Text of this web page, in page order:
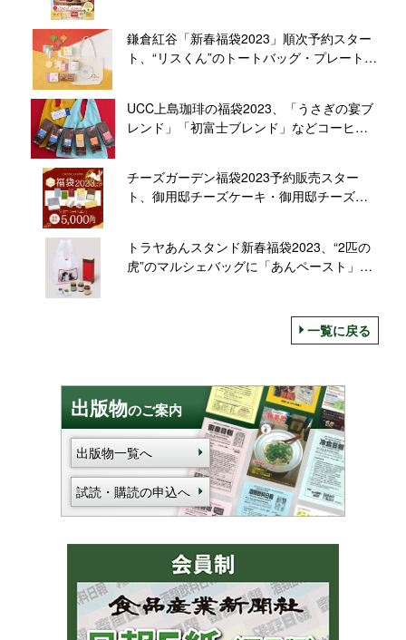
鎌倉紅谷「新春福袋2023」順次予約スター
ト、“リスくん”のトートバッグ・プレート・
UCC上島珈琲の福袋2023、「うさぎの宴ブ
レンド」「初富士ブレンド」などコーヒー
始
チーズガーデン福袋2023予約販売スター
ト、御用邸チーズケーキ・御用邸チーズク
トラヤあんスタンド新春福袋2023、“2匹の
虎”のマルシェバッグに「あんペースト」
一覧に戻る
出版物のご案内
出版物一覧へ
試読・購読の申込へ